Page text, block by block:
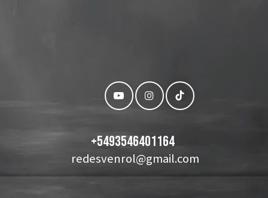
+5493546401164
redesvenrol@gmail.com